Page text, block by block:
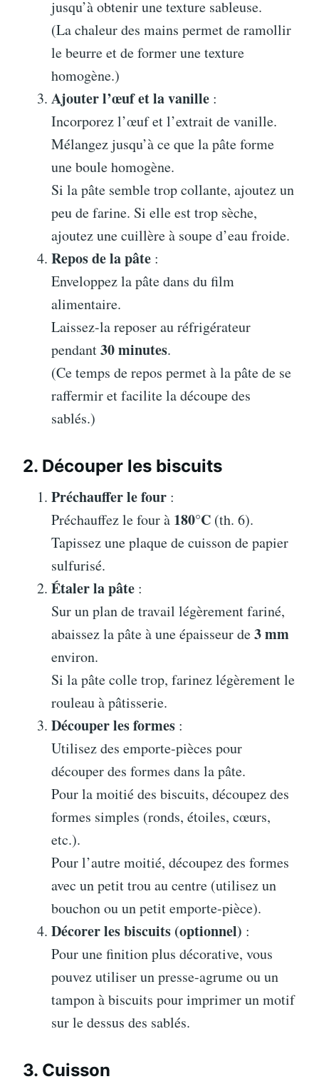
jusqu’à obtenir une texture sableuse.
(La chaleur des mains permet de ramollir
le beurre et de former une texture
homogène.)
Ajouter l’œuf et la vanille :
Incorporez l’œuf et l’extrait de vanille.
Mélangez jusqu’à ce que la pâte forme
une boule homogène.
Si la pâte semble trop collante, ajoutez un
peu de farine. Si elle est trop sèche,
ajoutez une cuillère à soupe d’eau froide.
Repos de la pâte :
Enveloppez la pâte dans du film
alimentaire.
Laissez-la reposer au réfrigérateur
pendant30 minutes.
(Ce temps de repos permet à la pâte de se
raffermir et facilite la découpe des
sablés.)
2. Découper les biscuits
Préchauffer le four :
Préchauffez le four à 180°C (th. 6).
Tapissez une plaque de cuisson de papier
sulfurisé.
Étaler la pâte :
Sur un plan de travail légèrement fariné,
abaissez la pâte à une épaisseur de3 mm
environ.
Si la pâte colle trop, farinez légèrement le
rouleau à pâtisserie.
Découper les formes :
Utilisez des emporte-pièces pour
découper des formes dans la pâte.
Pour la moitié des biscuits, découpez des
formes simples (ronds, étoiles, cœurs,
etc.).
Pour l’autre moitié, découpez des formes
avec un petit trou au centre (utilisez un
bouchon ou un petit emporte-pièce).
Décorer les biscuits (optionnel) :
Pour une finition plus décorative, vous
pouvez utiliser un presse-agrume ou un
tampon à biscuits pour imprimer un motif
sur le dessus des sablés.
3. Cuisson